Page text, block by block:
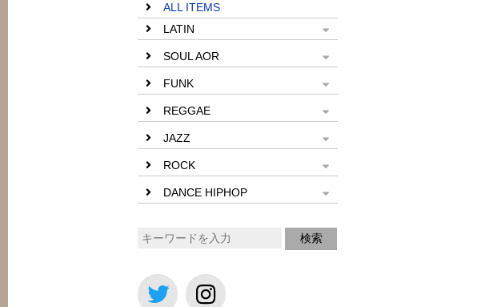
ALL ITEMS
LATIN
SOUL AOR
FUNK
REGGAE
JAZZ
ROCK
DANCE HIPHOP